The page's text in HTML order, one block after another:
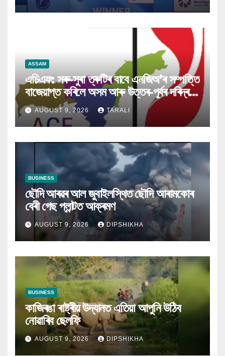
ASSAM
এচিএফ: সৰু-সুৰা ত্ৰুটিৰ বাবে এনজিঅ’ৰ সম্পত্তি
বাজেয়াপ্ত কৰিলে অসম আৰু উত্তৰ-পূৰ্বৰ দৰিদ্ৰই
ক্ষতিগ্ৰস্ত হ’ব
AUGUST 9, 2026 TARALI
BUSINESS
ছৌদি আৰৱৰ আল জুবাইলস্থিত ছৌদি আৰামকোৰ
বেৰী গেছ প্লান্টত আক্ৰমণ
AUGUST 9, 2026 DIPSHIKHA
BUSINESS
কাজিৰঙা ৰাষ্ট্ৰীয় উদ্যানত এতিয়া আপুনি উঠিব
নোৱাৰিব ছেলফি
AUGUST 9, 2026 DIPSHIKHA